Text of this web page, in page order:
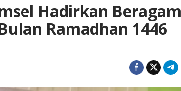
Hadirkan Beragam
Ramadhan 1446